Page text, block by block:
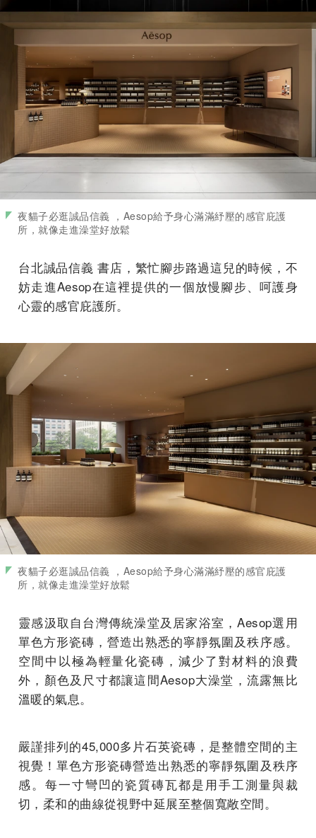
夜貓子必逛誠品信義 ，Aesop給予身心滿滿紓壓的感官庇護
所，就像走進澡堂好放鬆
台北誠品信義 書店，繁忙腳步路過這兒的時候，不
妨走進Aesop在這裡提供的一個放慢腳步、呵護身
心靈的感官庇護所。
夜貓子必逛誠品信義 ，Aesop給予身心滿滿紓壓的感官庇護
所，就像走進澡堂好放鬆
靈感汲取自台灣傳統澡堂及居家浴室，Aesop選用
單色方形瓷磚，營造出熟悉的寧靜氛圍及秩序感。
空間中以極為輕量化瓷磚，減少了對材料的浪費
外，顏色及尺寸都讓這間Aesop大澡堂，流露無比
溫暖的氣息。
嚴謹排列的45,000多片石英瓷磚，是整體空間的主
視覺！單色方形瓷磚營造出熟悉的寧靜氛圍及秩序
感。每一寸彎凹的瓷質磚瓦都是用手工測量與裁
切，柔和的曲線從視野中延展至整個寬敞空間。